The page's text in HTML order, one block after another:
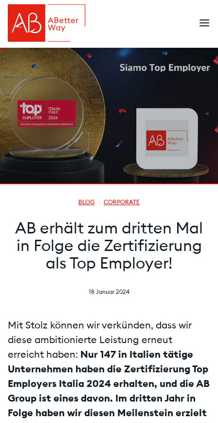
BLOG CORPORATE
AB erhält zum dritten Mal
in Folge die Zertifizierung
als Top Employer!
18 Januar 2024
Mit Stolz können wir verkünden, dass wir
diese ambitionierte Leistung erneut
erreicht haben: Nur 147 in Italien tätige
Unternehmen haben die Zertifizierung Top
Employers Italia 2024 erhalten, und die AB
Group ist eines davon. Im dritten Jahr in
Folge haben wir diesen Meilenstein erzielt